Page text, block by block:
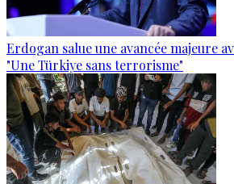
Erdogan salue une avancée majeure
"Une Türkiye sans terrorisme"